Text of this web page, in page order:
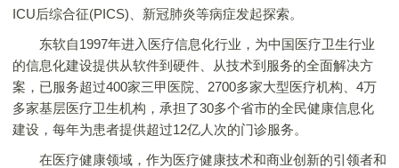
ICU后综合征(PICS)、新冠肺炎等病症发起探索。
东软自1997年进入医疗信息化行业，为中国医疗卫生行业
的信息化建设提供从软件到硬件、从技术到服务的全面解决方
案，已服务超过400家三甲医院、2700多家大型医疗机构、4万
多家基层医疗卫生机构，承担了30多个省市的全民健康信息化
建设，每年为患者提供超过12亿人次的门诊服务。
在医疗健康领域，作为医疗健康技术和商业创新的引领者和